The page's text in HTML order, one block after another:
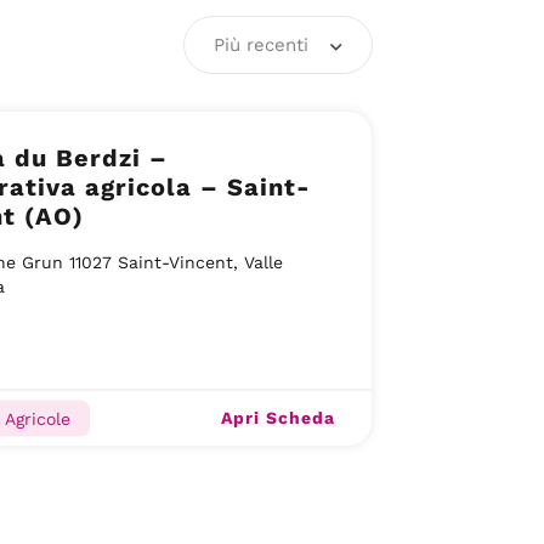
Più recenti
du Berdzi –
agricola – Saint-
(AO)
Grun 11027 Saint-Vincent, Valle
Agricole Apri Scheda